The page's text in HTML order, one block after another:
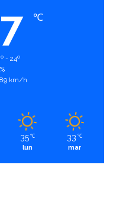
℃
- 24º
km/h
35 ℃
lun
33 ℃
mar